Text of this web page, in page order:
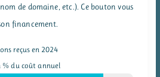
de domaine, etc.). Ce bouton vous
financement.
reçus en 2024
% du coût annuel